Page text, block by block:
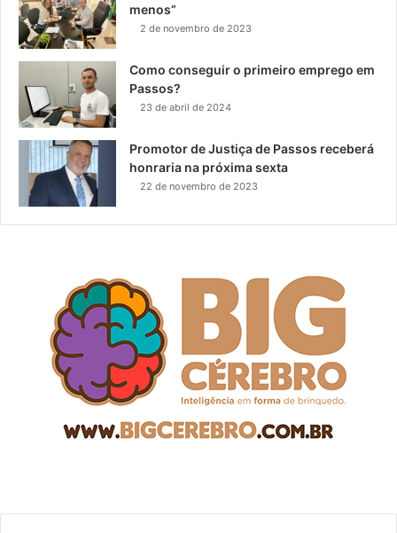
menos”
2 de novembro de 2023
Como conseguir o primeiro emprego em
Passos?
23 de abril de 2024
Promotor de Justiça de Passos receberá
honraria na próxima sexta
22 de novembro de 2023